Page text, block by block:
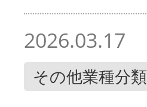
2026.03.17
その他業種分類